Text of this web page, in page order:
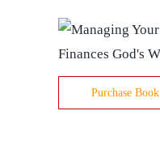
Purchase Book